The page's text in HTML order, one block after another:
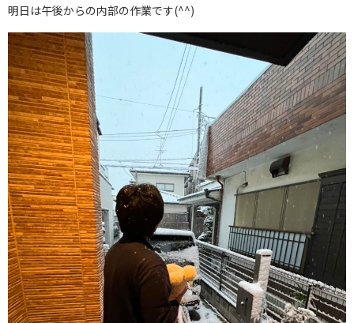
明日は午後からの内部の作業です(^^)